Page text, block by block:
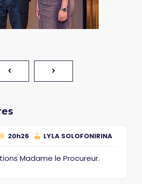
20h26 LYLA SOLOFONIRINA
Madame le Procureur.